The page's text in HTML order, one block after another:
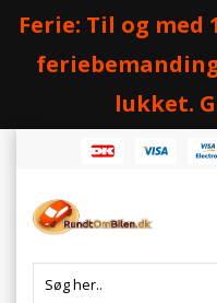
Ferie: Til og med
lukket.